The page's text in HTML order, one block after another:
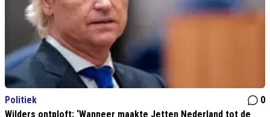
Politiek
0
Wilders ontploft: ‘Wanneer maakte Jetten Nederland tot de